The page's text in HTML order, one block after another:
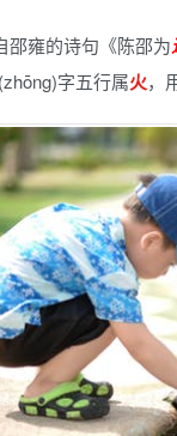
邵雍的诗句《陈邵为
(zhōng)字五行属火，